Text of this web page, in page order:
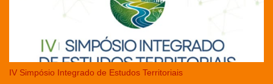
IV Simpósio Integrado de Estudos Territoriais